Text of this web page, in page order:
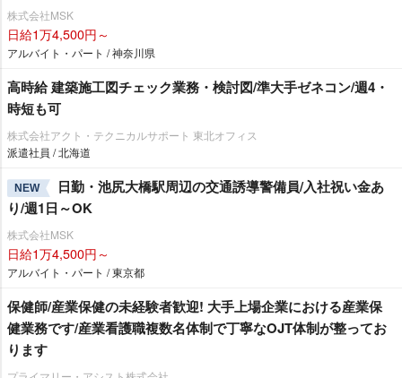
株式会社MSK
日給1万4,500円～
アルバイト・パート / 神奈川県
高時給 建築施工図チェック業務・検討図/準大手ゼネコン/週4・
時短も可
株式会社アクト・テクニカルサポート 東北オフィス
派遣社員 / 北海道
NEW
日勤・池尻大橋駅周辺の交通誘導警備員/入社祝い金あ
り/週1日～OK
株式会社MSK
日給1万4,500円～
アルバイト・パート / 東京都
保健師/産業保健の未経験者歓迎! 大手上場企業における産業保
健業務です/産業看護職複数名体制で丁寧なOJT体制が整ってお
ります